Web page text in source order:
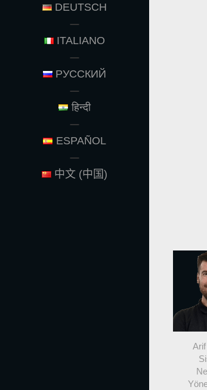
DEUTSCH
ITALIANO
РУССКИЙ
हिन्दी
ESPAÑOL
中文 (中国)